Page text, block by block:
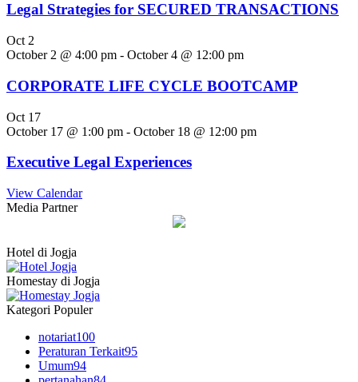
Legal Strategies for SECURED TRANSACTIONS
Oct 2
October 2 @ 4:00 pm - October 4 @ 12:00 pm
CORPORATE LIFE CYCLE BOOTCAMP
Oct 17
October 17 @ 1:00 pm - October 18 @ 12:00 pm
Executive Legal Experiences
View Calendar
Media Partner
Hotel di Jogja
Homestay di Jogja
Kategori Populer
notariat100
Peraturan Terkait95
Umum94